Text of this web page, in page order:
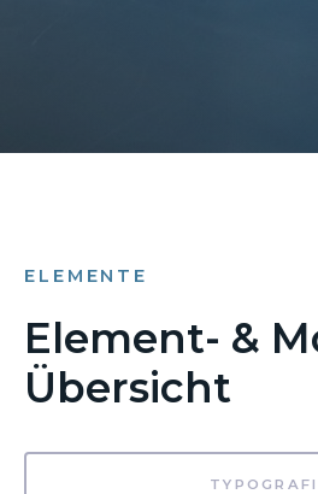
ELEMENTE
Element- &
Übersicht